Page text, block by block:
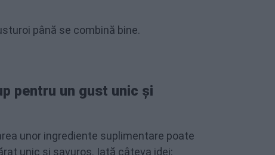
până se combină bine.
pentru un gust unic și
unor ingrediente suplimentare poate
unic și savuros. Iată câteva idei: